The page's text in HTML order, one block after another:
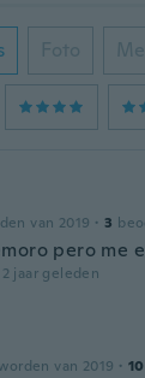
Foto
van 2019 · 3
pero me
jaar geleden
van 2019 · 10